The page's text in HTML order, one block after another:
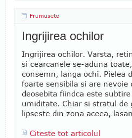
Frumusete
Ingrijirea ochilor
Ingrijirea ochilor. Varsta,
si cearcanele se-aduna
consemn, langa ochi. Pielea
foarte sensibila si are nevoie
deosebita fiindca este
umiditate. Chiar si stratul de
lipseste din zona aceea,
Citeste tot articolul